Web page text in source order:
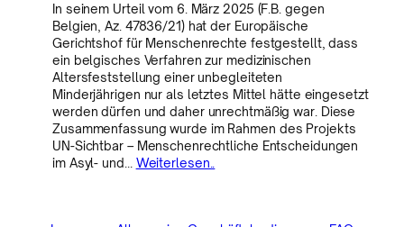
In seinem Urteil vom 6. März 2025 (F.B. gegen
Belgien, Az. 47836/21) hat der Europäische
Gerichtshof für Menschenrechte festgestellt, dass
ein belgisches Verfahren zur medizinischen
Altersfeststellung einer unbegleiteten
Minderjährigen nur als letztes Mittel hätte eingesetzt
werden dürfen und daher unrechtmäßig war. Diese
Zusammenfassung wurde im Rahmen des Projekts
UN-Sichtbar – Menschenrechtliche Entscheidungen
im Asyl- und… Weiterlesen..